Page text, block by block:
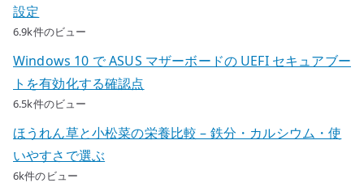
設定
6.9k件のビュー
Windows 10 で ASUS マザーボードの UEFI セキュアブー
トを有効化する確認点
6.5k件のビュー
ほうれん草と小松菜の栄養比較 – 鉄分・カルシウム・使
いやすさで選ぶ
6k件のビュー